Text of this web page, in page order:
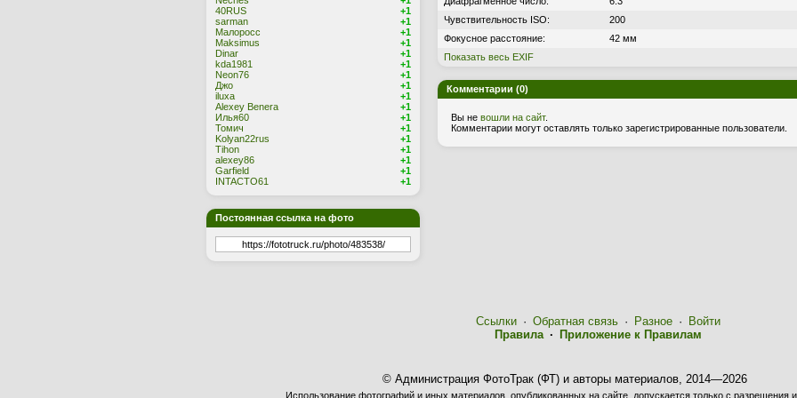
40RUS
+1
sarman
+1
Малоросс
+1
Maksimus
+1
Dinar
+1
kda1981
+1
Neon76
+1
Джо
+1
iluxa
+1
Alexey Benera
+1
Илья60
+1
Томич
+1
Kolyan22rus
+1
Tihon
+1
alexey86
+1
Garfield
+1
INTACTO61
+1
Постоянная ссылка на фото
Чувствительность ISO:
200
Фокусное расстояние:
42 мм
Показать весь EXIF
Комментарии (0)
Вы не вошли на сайт.
Комментарии могут оставлять только зарегистрированные пользователи.
Ссылки· Обратная связь· Разное·
Войти
Правила· Приложение к Правилам
© Администрация ФотоТрак (ФТ) и авторы материалов, 2014—2026
Использование фотографий и иных материалов, опубликованных на сайте, допускается только с разрешения